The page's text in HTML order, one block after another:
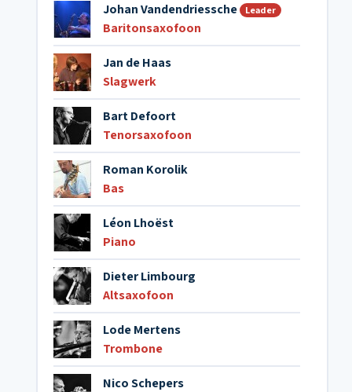
Johan Vandendriessche Leader
Baritonsaxofoon
Jan de Haas
Slagwerk
Bart Defoort
Tenorsaxofoon
Roman Korolik
Bas
Léon Lhoëst
Piano
Dieter Limbourg
Altsaxofoon
Lode Mertens
Trombone
Nico Schepers